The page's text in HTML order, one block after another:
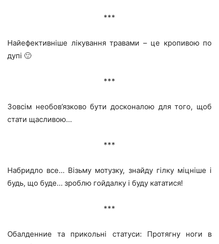
***
Найефективніше лікування травами – це кропивою по
дупі 🙂
***
Зовсім необов’язково бути досконалою для того, щоб
стати щасливою…
***
Набридло все… Візьму мотузку, знайду гілку міцніше і
будь, що буде… зроблю гойдалку і буду кататися!
***
Обалденние та прикольні статуси: Протягну ноги в